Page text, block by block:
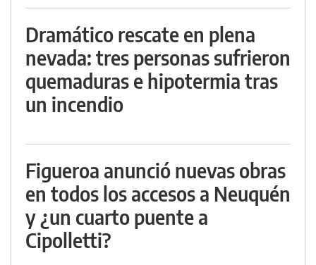
Dramático rescate en plena
nevada: tres personas sufrieron
quemaduras e hipotermia tras
un incendio
Figueroa anunció nuevas obras
en todos los accesos a Neuquén
y ¿un cuarto puente a
Cipolletti?